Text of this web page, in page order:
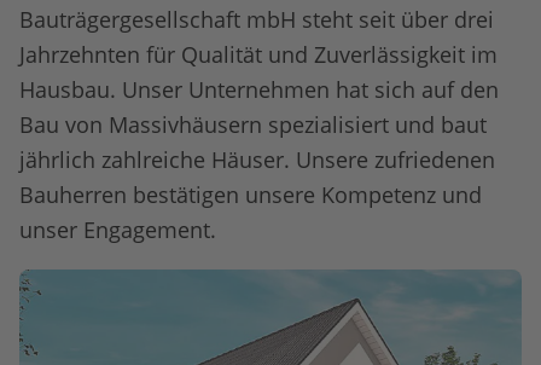
Bauträgergesellschaft mbH steht seit über drei
Jahrzehnten für Qualität und Zuverlässigkeit im
Hausbau. Unser Unternehmen hat sich auf den
Bau von Massivhäusern spezialisiert und baut
jährlich zahlreiche Häuser. Unsere zufriedenen
Bauherren bestätigen unsere Kompetenz und
unser Engagement.